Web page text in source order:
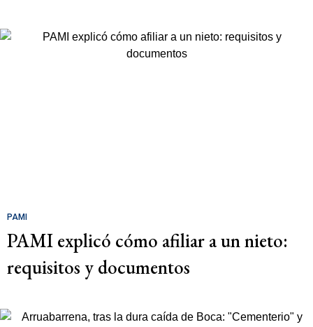
PAMI
PAMI explicó cómo afiliar a un nieto:
requisitos y documentos